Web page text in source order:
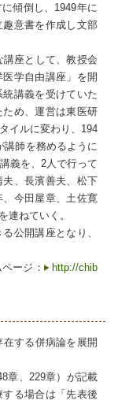
傾倒し、1949年に
意書を作成し文部
座として、教授会
学自由講座」を開
講義を受けていた
め、運営は東医研
イルに変わり、194
講師を務めるように
義を、2人で行って
、長濱善夫、松下
今田屋章、土佐寛
連ねていく。
公開講座となり、
ージ：
http://chib
する併病論を展開
章、229章）が記載
る場合は「先表後